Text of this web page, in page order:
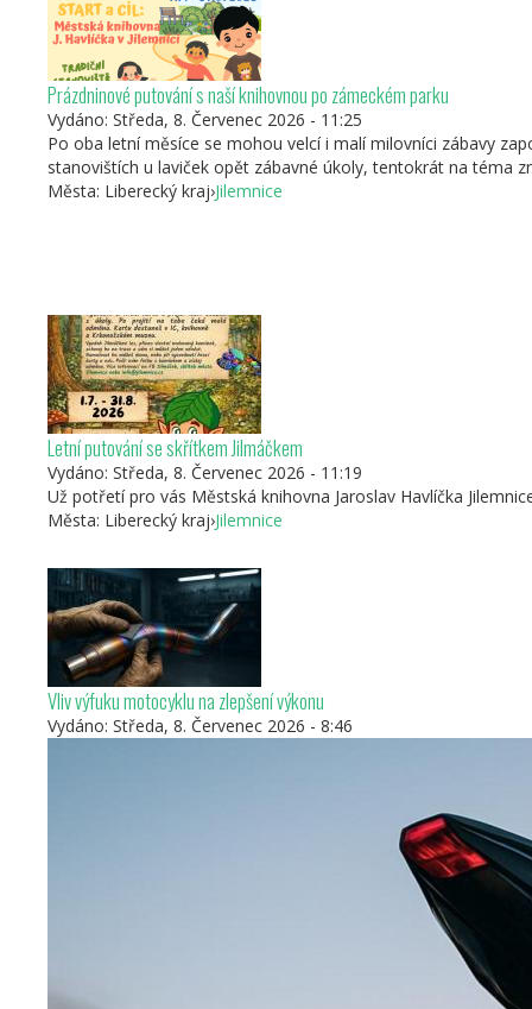
Prázdninové putování s naší knihovnou po zámeckém parku
Vydáno: Středa, 8. Červenec 2026 - 11:25
Po oba letní měsíce se mohou velcí i malí milovníci zábavy
stanovištích u laviček opět zábavné úkoly, tentokrát na téma
Města: Liberecký kraj›Jilemnice
Letní putování se skřítkem Jilmáčkem
Vydáno: Středa, 8. Červenec 2026 - 11:19
Už potřetí pro vás Městská knihovna Jaroslav Havlíčka
Města: Liberecký kraj›Jilemnice
Vliv výfuku motocyklu na zlepšení výkonu
Vydáno: Středa, 8. Červenec 2026 - 8:46